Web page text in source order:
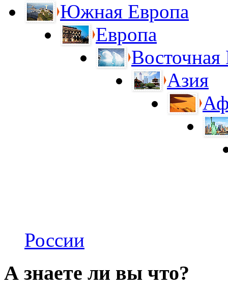
Южная Европа
Европа
Восточная
Азия
России
А знаете ли вы что?